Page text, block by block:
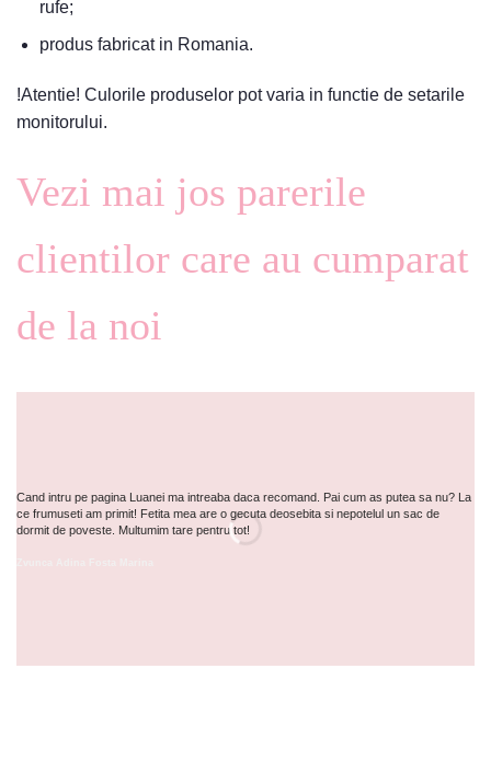
rufe;
produs fabricat in Romania.
!Atentie! Culorile produselor pot varia in functie de setarile
monitorului.
Vezi mai jos parerile
clientilor care au cumparat
de la noi
Cand intru pe pagina Luanei ma intreaba daca recomand. Pai cum as putea sa nu? La
ce frumuseti am primit! Fetita mea are o gecuta deosebita si nepotelul un sac de
dormit de poveste. Multumim tare pentru tot!